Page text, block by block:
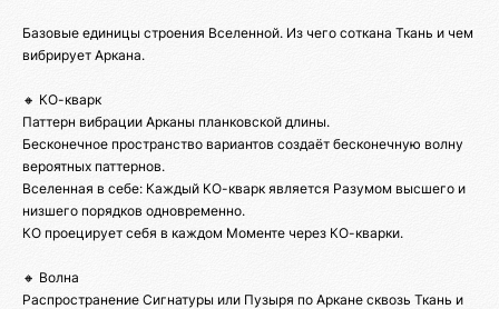
Базовые единицы строения Вселенной. Из чего соткана Ткань и чем
вибрирует Аркана.
🔸 КО-кварк
Паттерн вибрации Арканы планковской длины.
Бесконечное пространство вариантов создаёт бесконечную волну
вероятных паттернов.
Вселенная в себе: Каждый КО-кварк является Разумом высшего и
низшего порядков одновременно.
КО проецирует себя в каждом Моменте через КО-кварки.
🔸 Волна
Распространение Сигнатуры или Пузыря по Аркане сквозь Ткань и